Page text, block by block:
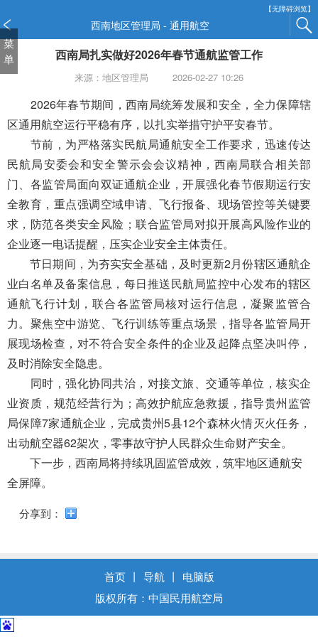
【无障碍浏览】
西南地区管理局 - 通用航空
菜
单
西南局扎实做好2026年春节通航监管工作
来源：地区管理局 2026-02-27 10:26
2026年春节期间，西南局统筹发展和安全，全力保障辖
区通用航空运行平稳有序，以扎实举措守护平安春节。
节前，为严格落实民航局通航安全工作要求，迅速传达
民航局安委会和安全警示会会议精神，西南局联合相关部
门、各监管局面向双证通航企业，开展强化春节假期运行安
全教育，重点强调空域申请、飞行报备、现场管控等关键要
求，防范各类安全风险；联合监管局对拟开展高风险作业的
企业逐一电话提醒，压实企业安全主体责任。
节日期间，为夯实安全基础，及时更新2月份辖区通航企
业白名单及备案信息，每日推送民航局监控中心发布的辖区
通航飞行计划，联合各监管局核对运行信息，凝聚监管合
力。聚焦空中游览、飞行训练等重点场景，指导各监管局开
展现场检查，对不符合安全条件的企业及起降点坚决叫停，
及时消除安全隐患。
同时，强化协同共治，对接文旅、交通等单位，核实企
业资质，规范经营行为；高效护航应急救援，指导贵州监管
局保障7家通航企业，完成贵州5县12个森林火情灭火任务，
出动航空器62架次，零事故守护人民群众生命财产安全。
下一步，西南局将持续巩固监管成效，筑牢地区通航安
全屏障。
分享到：
首页 丨 导航 丨
电脑版
版权所有：中国民用航空局
窗
口
打
碍
说
页
面,
Alt
加
波
打
开
导
盲
模
式